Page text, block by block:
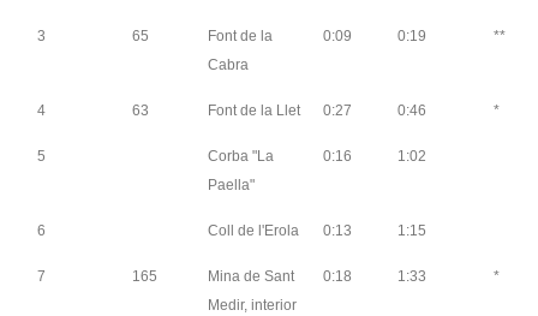
3 65
Font de la
Cabra
0:09 0:19 **
4 63 Font de la Llet 0:27 0:46 *
5
Corba "La
Paella"
0:16 1:02
6 Coll de l'Erola 0:13 1:15
7 165
Mina de Sant
Medir, interior
0:18 1:33 *